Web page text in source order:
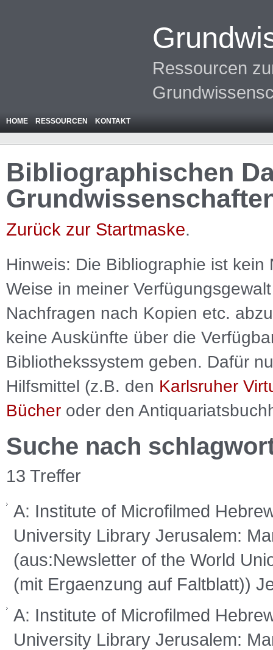
Ressourcen
HOME RESSOURCEN KONTAKT
Bibliographischen
Zurück zur Startmaske.
Hinweis: Die Bibliographie ist kein
Weise in meiner
Nachfragen nach Kopien etc.
keine Auskünfte über die
Bibliothekssystem geben. Dafür
Hilfsmittel (z.B. den Karlsruher
Bücher oder den
Suche nach
13 Treffer
A: Institute of Microfilmed
University Library Jerusalem:
(aus:Newsletter of the World
(mit Ergaenzung auf Faltblatt))
A: Institute of Microfilmed
University Library Jerusalem: